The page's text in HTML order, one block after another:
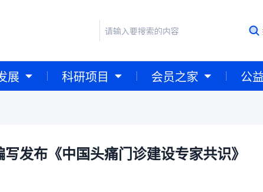
展 科研项目 会员之家 公
发布《中国头痛门诊建设专家共识》